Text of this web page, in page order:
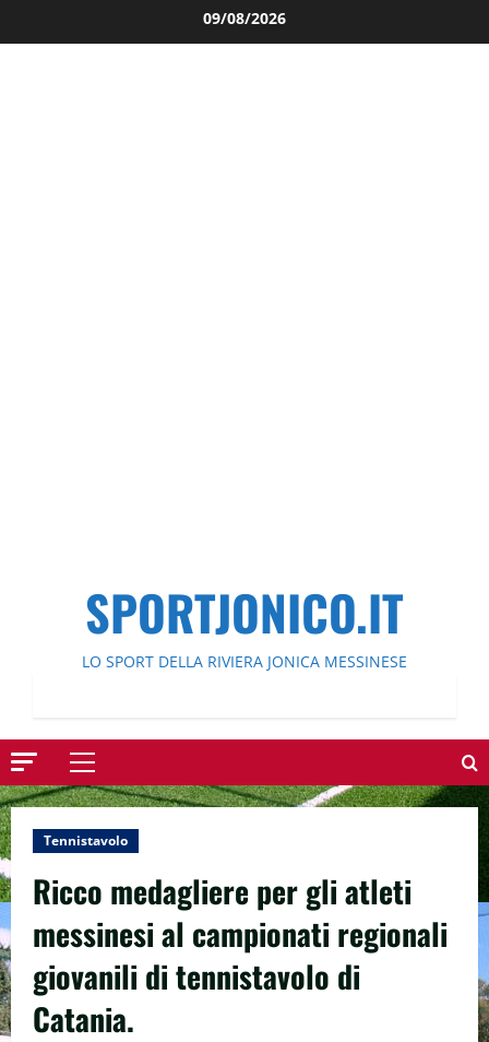
al
09/08/2026
SPORTJONICO.IT
LO SPORT DELLA RIVIERA JONICA MESSINESE
Menu
principale
Tennistavolo
Ricco medagliere per gli atleti
messinesi al campionati regionali
giovanili di tennistavolo di
Catania.